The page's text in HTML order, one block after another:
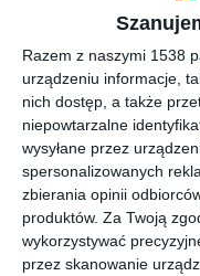
Razem z naszymi 1538
urządzeniu informacje,
nich dostęp, a także
niepowtarzalne
wysyłane przez
spersonalizowanych
zbierania opinii
produktów. Za Twoją
wykorzystywać
przez skanowanie
INSPIRACJA